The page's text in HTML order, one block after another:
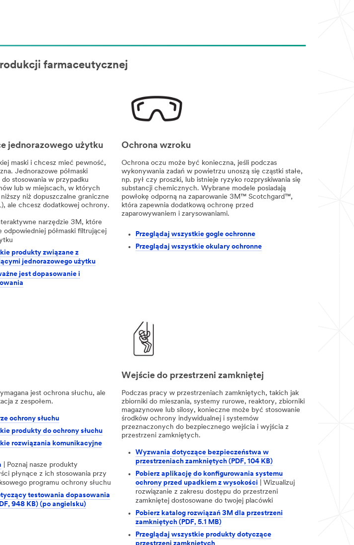
farmaceutycznej
jednorazowego użytku
maski i chcesz mieć pewność,
Jednorazowe półmaski
stosowania w przypadku
lub w miejscach, w których
niż dopuszczalne graniczne
ale chcesz dodatkowej ochrony.
narzędzie 3M, które
odpowiedniej półmaski filtrującej
produkty związane z
jednorazowego użytku
jest dopasowanie i
Ochrona wzroku
Ochrona oczu może być konieczna, jeśli podczas
wykonywania zadań w powietrzu unoszą się cząstki stałe,
np. pył czy proszki, lub istnieje ryzyko rozpryskiwania się
substancji chemicznych. Wybrane modele posiadają
powłokę odporną na zaparowanie 3M™ Scotchgard™,
która zapewnia dodatkową ochronę przed
zaparowywaniem i zarysowaniami.
Przeglądaj wszystkie gogle ochronne
Przeglądaj wszystkie okulary ochronne
jest ochrona słuchu, ale
z zespołem.
ochrony słuchu
produkty do ochrony słuchu
rozwiązania komunikacyjne
| Poznaj nasze produkty
płynące z ich stosowania przy
programu ochrony słuchu
testowania dopasowania
948 KB) (po angielsku)
Wejście do przestrzeni zamkniętej
Podczas pracy w przestrzeniach zamkniętych, takich jak
zbiorniki do mieszania, systemy rurowe, reaktory, zbiorniki
magazynowe lub silosy, konieczne może być stosowanie
środków ochrony indywidualnej i systemów
przeznaczonych do bezpiecznego wejścia i wyjścia z
przestrzeni zamkniętych.
Wyzwania dotyczące bezpieczeństwa w
przestrzeniach zamkniętych (PDF, 104 KB)
Pobierz aplikację do konfigurowania systemu
ochrony przed upadkiem z wysokości | Wizualizuj
rozwiązanie z zakresu dostępu do przestrzeni
zamkniętej dostosowane do twojej placówki
Pobierz katalog rozwiązań 3M dla przestrzeni
zamkniętych (PDF, 5.1 MB)
Przeglądaj wszystkie produkty dotyczące